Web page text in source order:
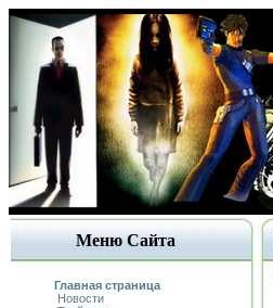
Меню Сайта
Главная страница
Новости